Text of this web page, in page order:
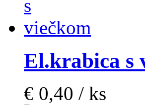
El.krabica s
€ 0,40 / ks